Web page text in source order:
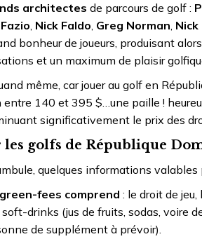
architectes de parcours de golf :
, Nick Faldo, Greg Norman, Nick
bonheur de joueurs, produisant
et un maximum de plaisir
même, car jouer au golf en
entre 140 et 395 $…une paille !
significativement le prix des
les golfs de République
quelques informations
fees comprend : le droit de
soft-drinks (jus de fruits, sodas,
de supplément à prévoir).